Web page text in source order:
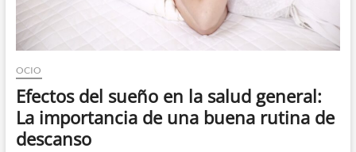
OCIO
Efectos del sueño en la salud general:
La importancia de una buena rutina de
descanso